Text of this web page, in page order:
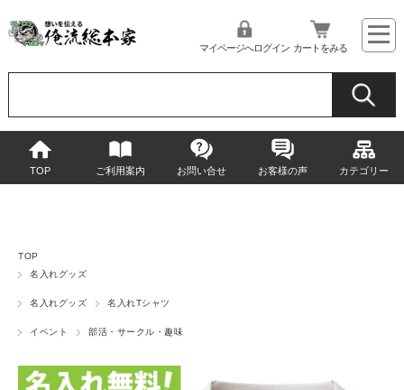
マイページへログイン カートをみる
TOP ご利用案内 お問い合せ お客様の声 カテゴリー
TOP
名入れグッズ
名入れグッズ 名入れTシャツ
イベント 部活・サークル・趣味